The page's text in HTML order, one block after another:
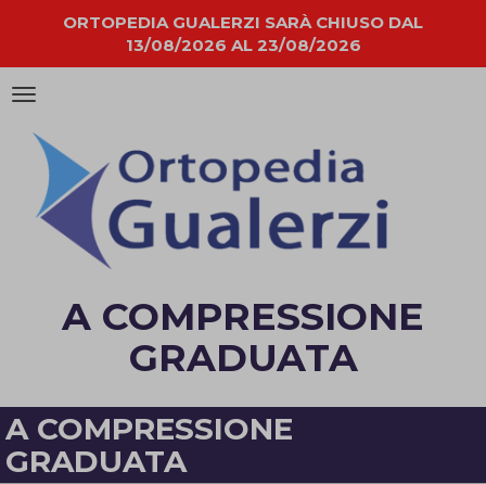
ORTOPEDIA GUALERZI SARÀ CHIUSO DAL
13/08/2026 AL 23/08/2026
Attiva/disattiva
navigazione
A COMPRESSIONE
GRADUATA
A COMPRESSIONE
GRADUATA